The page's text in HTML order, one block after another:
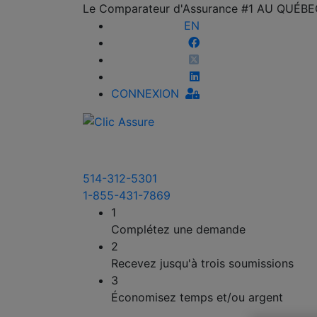
Le Comparateur d'Assurance #1 AU
EN
CONNEXION
514-312-5301
1-855-431-7869
1
Complétez une demande
2
Recevez jusqu'à trois soumissions
3
Économisez temps et/ou argent